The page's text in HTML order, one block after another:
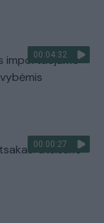
00:04:32
importuojamo
00:00:27
atsisakė